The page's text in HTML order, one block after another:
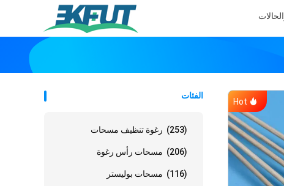
الحالات
الفئات
رغوة تنظيف مسحات (253)
مسحات رأس رغوة (206)
مسحات بوليستر (116)
Hot